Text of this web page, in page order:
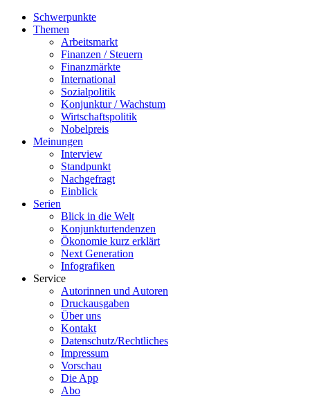
Schwerpunkte
Themen
Arbeitsmarkt
Finanzen / Steuern
Finanzmärkte
International
Sozialpolitik
Konjunktur / Wachstum
Wirtschaftspolitik
Nobelpreis
Meinungen
Interview
Standpunkt
Nachgefragt
Einblick
Serien
Blick in die Welt
Konjunkturtendenzen
Ökonomie kurz erklärt
Next Generation
Infografiken
Service
Autorinnen und Autoren
Druckausgaben
Über uns
Kontakt
Datenschutz/Rechtliches
Impressum
Vorschau
Die App
Abo